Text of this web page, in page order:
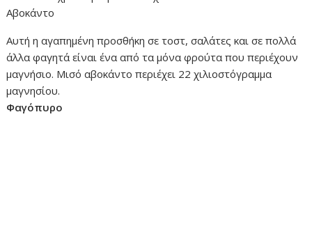
Αβοκάντο
Αυτή η αγαπημένη προσθήκη σε τοστ, σαλάτες και σε πολλά
άλλα φαγητά είναι ένα από τα μόνα φρούτα που περιέχουν
μαγνήσιο. Μισό αβοκάντο περιέχει 22 χιλιοστόγραμμα
μαγνησίου.
Φαγόπυρο